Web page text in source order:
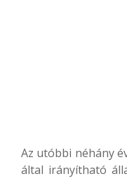
Az utóbbi néhány
által irányítható